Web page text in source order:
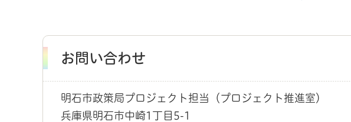
お問い合わせ
明石市政策局プロジェクト担当（プロジェクト推進室）
兵庫県明石市中崎1丁目5-1